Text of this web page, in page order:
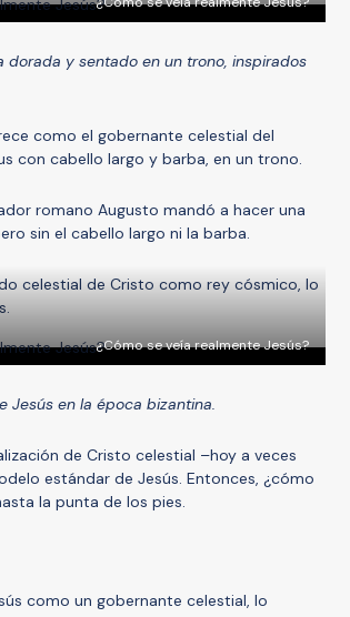
dorada y sentado en un trono, inspirados
como el gobernante celestial del
con cabello largo y barba, en un trono.
romano Augusto mandó a hacer una
sin el cabello largo ni la barba.
celestial de Cristo como rey cósmico, lo
¿Cómo se veía realmente Jesús?
Jesús en la época bizantina.
de Cristo celestial –hoy a veces
estándar de Jesús. Entonces, ¿cómo
la punta de los pies.
como un gobernante celestial, lo